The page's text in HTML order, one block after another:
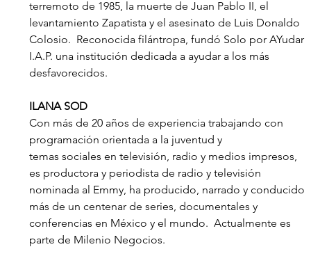
terremoto de 1985, la muerte de Juan Pablo II, el
levantamiento Zapatista y el asesinato de Luis Donaldo
Colosio.  Reconocida filántropa, fundó Solo por AYudar
I.A.P. una institución dedicada a ayudar a los más
desfavorecidos.
ILANA SOD
Con más de 20 años de experiencia trabajando con
programación orientada a la juventud y
temas sociales en televisión, radio y medios impresos,
es productora y periodista de radio y televisión
nominada al Emmy, ha producido, narrado y conducido
más de un centenar de series, documentales y
conferencias en México y el mundo.  Actualmente es
parte de Milenio Negocios.